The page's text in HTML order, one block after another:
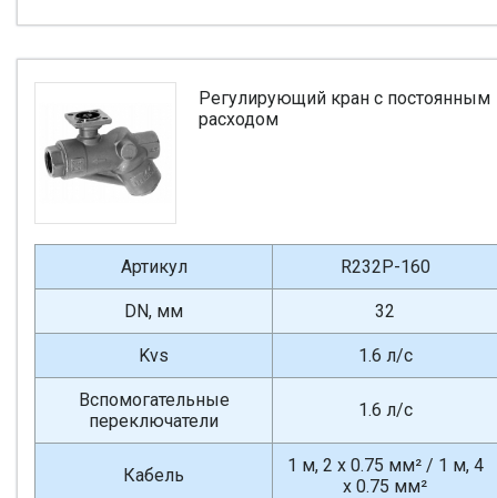
Регулирующий кран с постоянным
расходом
Артикул R232P-160
DN, мм 32
Kvs 1.6 л/с
Вспомогательные
переключатели
1.6 л/с
Кабель
1 м, 2 x 0.75 мм² / 1 м, 4
x 0.75 мм²